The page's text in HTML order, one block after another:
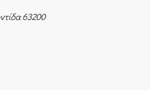
63200